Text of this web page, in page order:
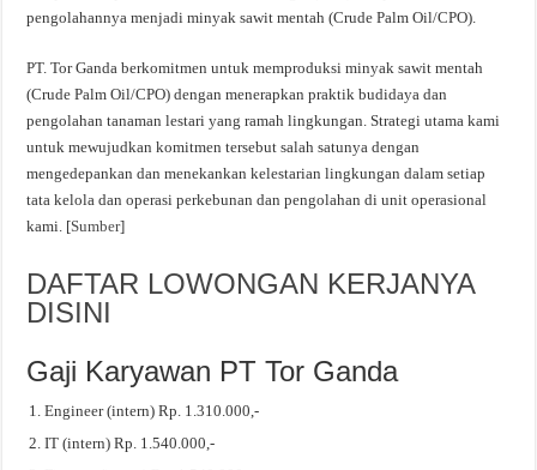
pengolahannya menjadi minyak sawit mentah (Crude Palm Oil/CPO).
PT. Tor Ganda berkomitmen untuk memproduksi minyak sawit mentah
(Crude Palm Oil/CPO) dengan menerapkan praktik budidaya dan
pengolahan tanaman lestari yang ramah lingkungan. Strategi utama kami
untuk mewujudkan komitmen tersebut salah satunya dengan
mengedepankan dan menekankan kelestarian lingkungan dalam setiap
tata kelola dan operasi perkebunan dan pengolahan di unit operasional
kami. [Sumber]
DAFTAR LOWONGAN KERJANYA
DISINI
Gaji Karyawan PT Tor Ganda
Engineer (intern) Rp. 1.310.000,-
IT (intern) Rp. 1.540.000,-